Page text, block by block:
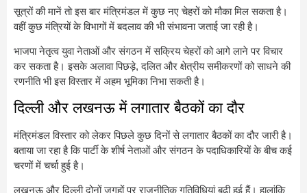
सूत्रों की मानें तो इस बार मंत्रिमंडल में कुछ नए चेहरों को मौका मिल सकता है।
वहीं कुछ मंत्रियों के विभागों में बदलाव की भी संभावना जताई जा रही है।
भाजपा नेतृत्व युवा नेताओं और संगठन में सक्रिय चेहरों को आगे लाने पर विचार
कर सकता है। इसके अलावा पिछड़े, दलित और क्षेत्रीय समीकरणों को साधने की
रणनीति भी इस विस्तार में अहम भूमिका निभा सकती है।
दिल्ली और लखनऊ में लगातार बैठकों का दौर
मंत्रिमंडल विस्तार को लेकर पिछले कुछ दिनों से लगातार बैठकों का दौर जारी है।
बताया जा रहा है कि पार्टी के शीर्ष नेताओं और संगठन के पदाधिकारियों के बीच कई
चरणों में चर्चा हुई है।
लखनऊ और दिल्ली दोनों जगहों पर राजनीतिक गतिविधियां बढ़ी हुई हैं। हालांकि